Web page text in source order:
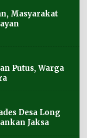
Masyarakat
Putus, Warga
Desa Long
Jaksa